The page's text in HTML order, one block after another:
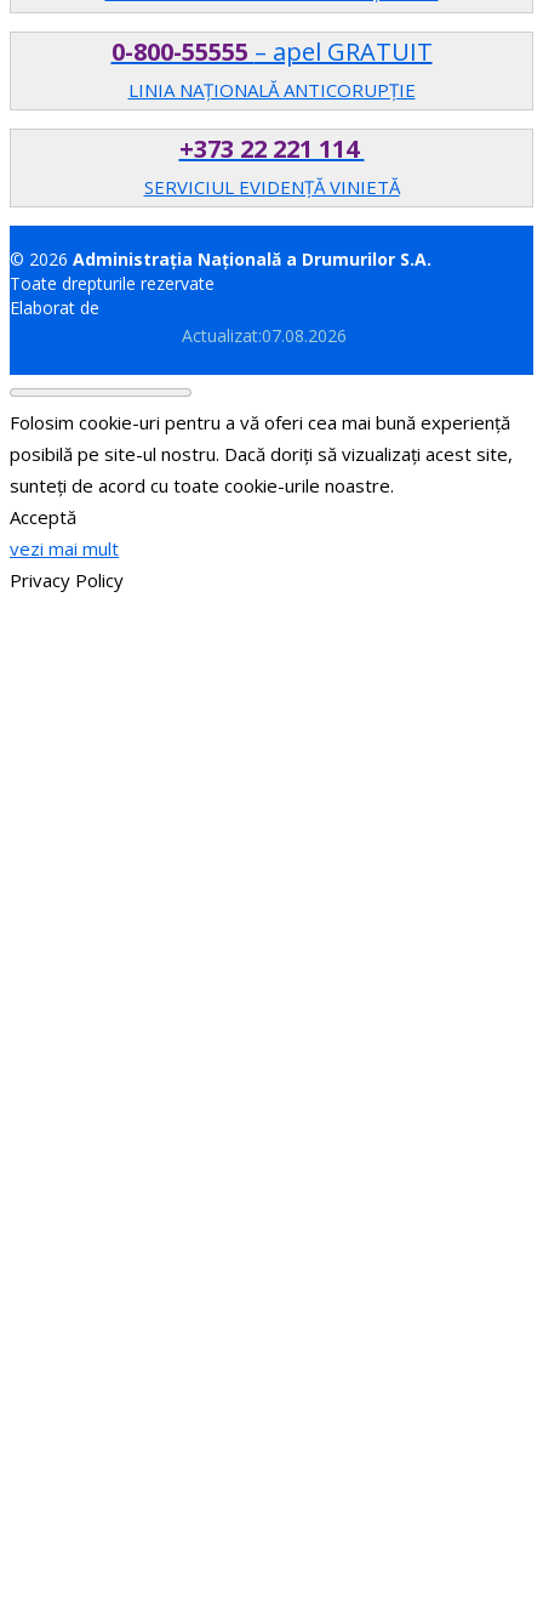
0-800-55555 – apel GRATUIT
LINIA NAȚIONALĂ ANTICORUPȚIE
+373 22 221 114
SERVICIUL EVIDENȚĂ VINIETĂ
© 2026 Administrația Națională a Drumurilor S.A.
Toate drepturile rezervate
Elaborat de
Actualizat:07.08.2026
Folosim cookie-uri pentru a vă oferi cea mai bună experiență
posibilă pe site-ul nostru. Dacă doriți să vizualizați acest site,
sunteți de acord cu toate cookie-urile noastre.
Acceptă
vezi mai mult
Privacy Policy